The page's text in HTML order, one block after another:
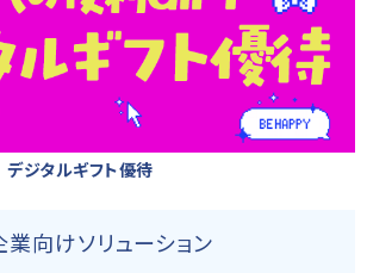
ジタルギフト優待
業向けソリューション